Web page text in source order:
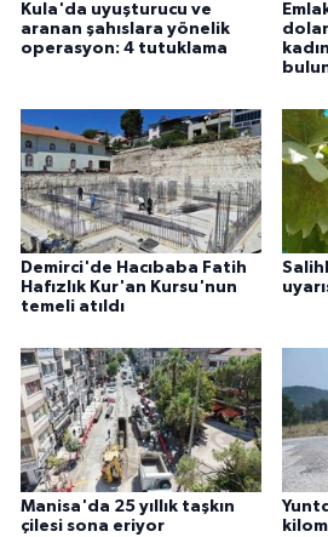
Kula'da uyuşturucu ve
aranan şahıslara yönelik
operasyon: 4 tutuklama
Demirci'de Hacıbaba Fatih
Hafızlık Kur'an Kursu'nun
temeli atıldı
Manisa'da 25 yıllık taşkın
çilesi sona eriyor